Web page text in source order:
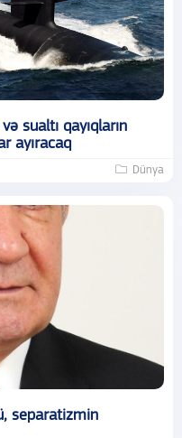
sualtı qayıqların
ayıracaq
Dünya
separatizmin